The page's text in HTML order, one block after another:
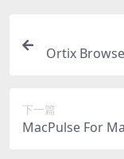
Ortix
下一篇
MacPulse For